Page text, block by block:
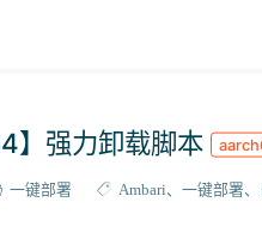
】强力卸载脚本
一键部署 Ambari 一键部署